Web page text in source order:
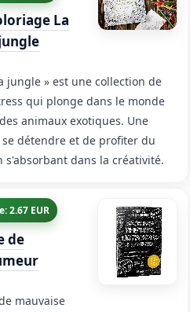
La
jungle » est une collection de
qui plonge dans le monde
animaux exotiques. Une
détendre et de profiter du
s'absorbant dans la créativité.
2.67 EUR
de
mauvaise